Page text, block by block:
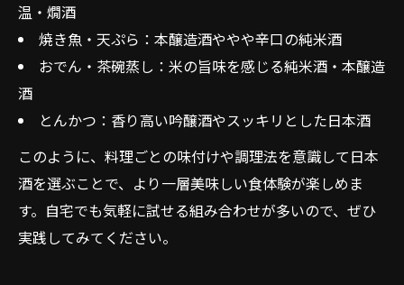
温・燗酒
焼き魚・天ぷら：本醸造酒ややや辛口の純米酒
おでん・茶碗蒸し：米の旨味を感じる純米酒・本醸造
酒
とんかつ：香り高い吟醸酒やスッキリとした日本酒
このように、料理ごとの味付けや調理法を意識して日本
酒を選ぶことで、より一層美味しい食体験が楽しめま
す。自宅でも気軽に試せる組み合わせが多いので、ぜひ
実践してみてください。